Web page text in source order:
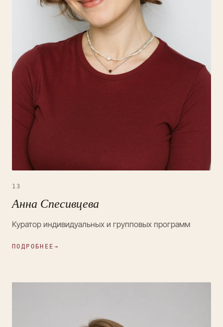
13
Анна Спесивцева
Куратор индивидуальных и групповых программ
ПОДРОБНЕЕ →